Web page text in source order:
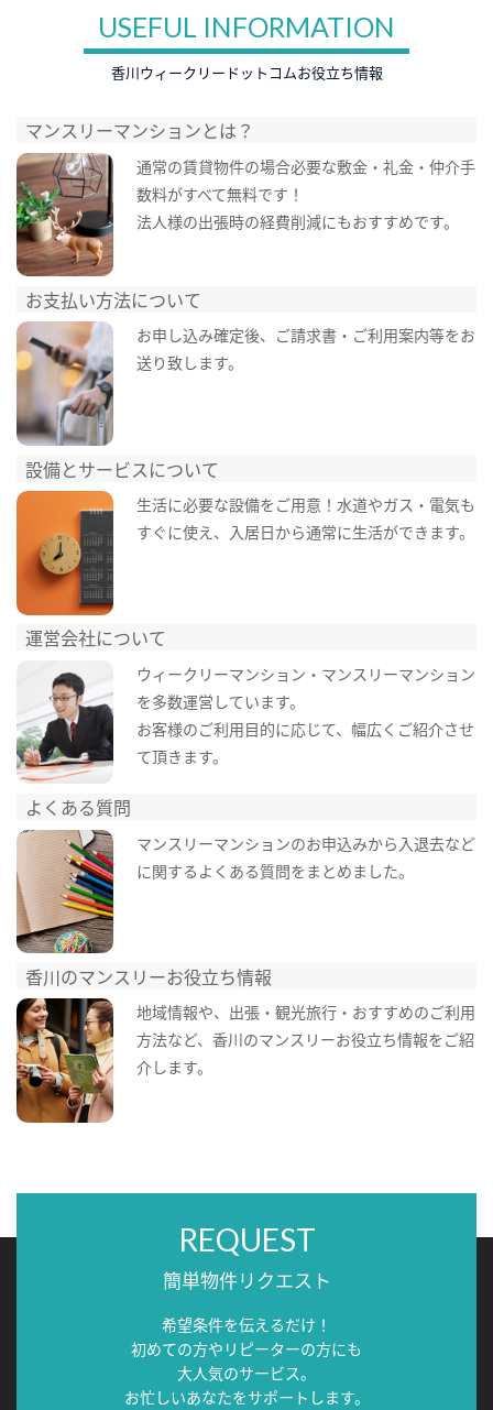
USEFUL INFORMATION
香川ウィークリードットコムお役立ち情報
マンスリーマンションとは？
通常の賃貸物件の場合必要な敷金・礼金・仲介手
数料がすべて無料です！
法人様の出張時の経費削減にもおすすめです。
お支払い方法について
お申し込み確定後、ご請求書・ご利用案内等をお
送り致します。
設備とサービスについて
生活に必要な設備をご用意！水道やガス・電気も
すぐに使え、入居日から通常に生活ができます。
運営会社について
ウィークリーマンション・マンスリーマンション
を多数運営しています。
お客様のご利用目的に応じて、幅広くご紹介させ
て頂きます。
よくある質問
マンスリーマンションのお申込みから入退去など
に関するよくある質問をまとめました。
香川のマンスリーお役立ち情報
地域情報や、出張・観光旅行・おすすめのご利用
方法など、香川のマンスリーお役立ち情報をご紹
介します。
REQUEST
簡単物件リクエスト
希望条件を伝えるだけ！
初めての方やリピーターの方にも
大人気のサービス。
お忙しいあなたをサポートします。